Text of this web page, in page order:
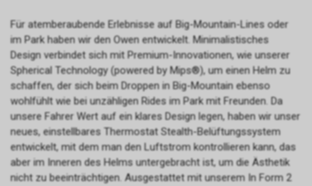
Für atemberaubende Erlebnisse auf Big-Mountain-Lines oder
im Park haben wir den Owen entwickelt. Minimalistisches
Design verbindet sich mit Premium-Innovationen, wie unserer
Spherical Technology (powered by Mips®), um einen Helm zu
schaffen, der sich beim Droppen in Big-Mountain ebenso
wohlfühlt wie bei unzähligen Rides im Park mit Freunden. Da
unsere Fahrer Wert auf ein klares Design legen, haben wir unser
neues, einstellbares Thermostat Stealth-Belüftungssystem
entwickelt, mit dem man den Luftstrom kontrollieren kann, das
aber im Inneren des Helms untergebracht ist, um die Ästhetik
nicht zu beeinträchtigen. Ausgestattet mit unserem In Form 2